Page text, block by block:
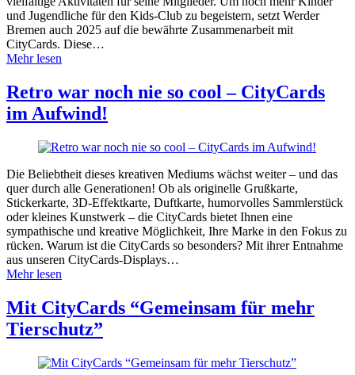
und Jugendliche für den Kids-Club zu begeistern, setzt Werder
Bremen auch 2025 auf die bewährte Zusammenarbeit mit
CityCards. Diese…
Mehr lesen
Retro war noch nie so cool – CityCards
im Aufwind!
Die Beliebtheit dieses kreativen Mediums wächst weiter – und das
quer durch alle Generationen! Ob als originelle Grußkarte,
Stickerkarte, 3D-Effektkarte, Duftkarte, humorvolles Sammlerstück
oder kleines Kunstwerk – die CityCards bietet Ihnen eine
sympathische und kreative Möglichkeit, Ihre Marke in den Fokus zu
rücken. Warum ist die CityCards so besonders? Mit ihrer Entnahme
aus unseren CityCards-Displays…
Mehr lesen
Mit CityCards “Gemeinsam für mehr
Tierschutz”